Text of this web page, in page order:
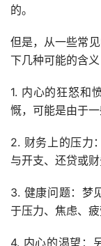
的。
但是，从一些常
下几种可能的含义
1. 内心的狂怒和
慨，可能是由于
2. 财务上的压力
与开支、还贷或财
3. 健康问题：梦
于压力、焦虑、疲
4. 内心的渴望：